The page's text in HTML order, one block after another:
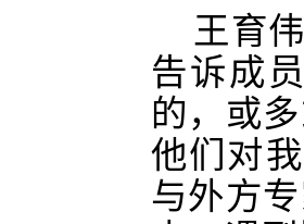
王育
告诉成
的，或
他们对
与外方